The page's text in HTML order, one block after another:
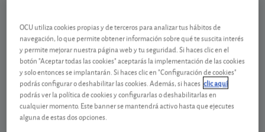
El cobre se considera un barómetro de la economía
mundial que, una vez recuperada de la pandemia ha
visto aumentar su demanda. Esta también se ha
visto estimulada por la descarbonización en casi
todo el mundo, ya que es un metal indispensable en
baterías, vehículos eléctricos, paneles solares,
turbinas eólicas… A su vez, la COVID-19 provocó el
OCU utiliza cookies propias y de terceros para analizar tus hábitos de
navegación, lo que permite obtener información sobre qué te suscita interés
y permite mejorar nuestra página web y tu seguridad. Si haces clic en el
botón "Aceptar todas las cookies" aceptarás la implementación de las cookies
y solo entonces se implantarán. Si haces clic en "Configuración de cookies"
podrás configurar o deshabilitar las cookies. Además, si haces clic aquí
podrás ver la política de cookies y configurarlas o deshabilitarlas en
cualquier momento. Este banner se mantendrá activo hasta que ejecutes
alguna de estas dos opciones.